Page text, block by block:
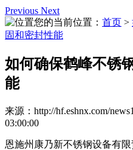
Previous Next
您的当前位置： 首页 >
固和密封性能
如何确保鹤峰不锈
能
来源：http://hf.eshnx.com/
03:00:00
恩施州康乃新不锈钢设备有